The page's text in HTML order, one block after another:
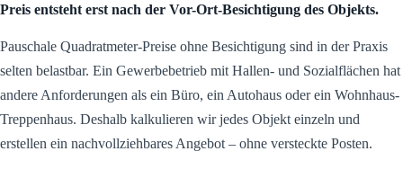
Preis entsteht erst nach der Vor-Ort-Besichtigung des Objekts.
Pauschale Quadratmeter-Preise ohne Besichtigung sind in der Praxis
selten belastbar. Ein Gewerbebetrieb mit Hallen- und Sozialflächen hat
andere Anforderungen als ein Büro, ein Autohaus oder ein Wohnhaus-
Treppenhaus. Deshalb kalkulieren wir jedes Objekt einzeln und
erstellen ein nachvollziehbares Angebot – ohne versteckte Posten.